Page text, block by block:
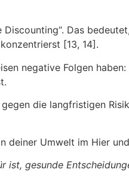
Das
[13, 14].
negative Folgen
die langfristigen
deiner Umwelt im Hier
gesunde